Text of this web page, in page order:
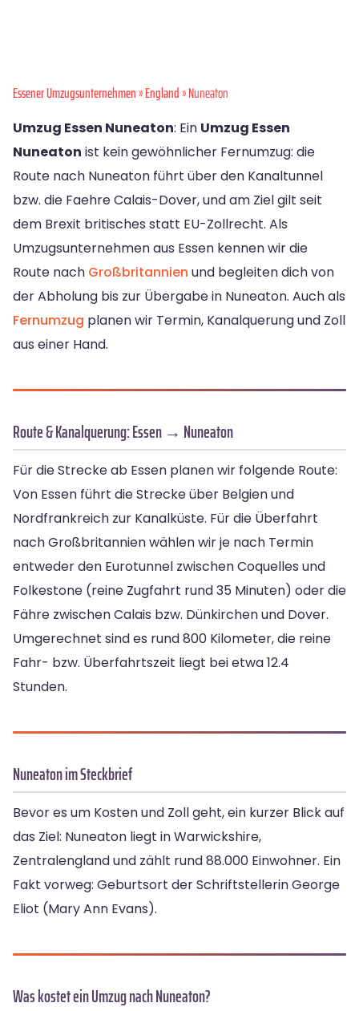
Essener Umzugsunternehmen»England» Nuneaton
Umzug Essen Nuneaton: Ein Umzug Essen
Nuneaton ist kein gewöhnlicher Fernumzug: die
Route nach Nuneaton führt über den Kanaltunnel
bzw. die Faehre Calais-Dover, und am Ziel gilt seit
dem Brexit britisches statt EU-Zollrecht. Als
Umzugsunternehmen aus Essen kennen wir die
Route nach Großbritannien und begleiten dich von
der Abholung bis zur Übergabe in Nuneaton. Auch als
Fernumzug planen wir Termin, Kanalquerung und Zoll
aus einer Hand.
Route & Kanalquerung: Essen → Nuneaton
Für die Strecke ab Essen planen wir folgende Route:
Von Essen führt die Strecke über Belgien und
Nordfrankreich zur Kanalküste. Für die Überfahrt
nach Großbritannien wählen wir je nach Termin
entweder den Eurotunnel zwischen Coquelles und
Folkestone (reine Zugfahrt rund 35 Minuten) oder die
Fähre zwischen Calais bzw. Dünkirchen und Dover.
Umgerechnet sind es rund 800 Kilometer, die reine
Fahr- bzw. Überfahrtszeit liegt bei etwa 12.4
Stunden.
Nuneaton im Steckbrief
Bevor es um Kosten und Zoll geht, ein kurzer Blick auf
das Ziel: Nuneaton liegt in Warwickshire,
Zentralengland und zählt rund 88.000 Einwohner. Ein
Fakt vorweg: Geburtsort der Schriftstellerin George
Eliot (Mary Ann Evans).
Was kostet ein Umzug nach Nuneaton?